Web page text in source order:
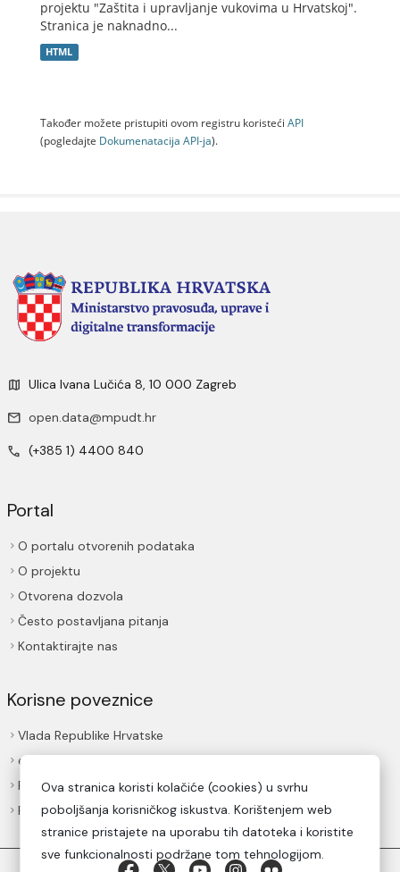
projektu "Zaštita i upravljanje vukovima u Hrvatskoj".
Stranica je naknadno...
HTML
Također možete pristupiti ovom registru koristeći API
(pogledajte Dokumenаtаcijа API-jа).